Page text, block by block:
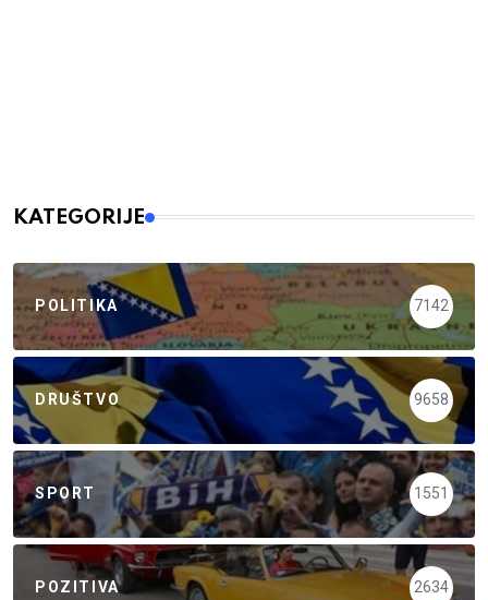
KATEGORIJE
POLITIKA 7142
DRUŠTVO 9658
SPORT 1551
POZITIVA 2634